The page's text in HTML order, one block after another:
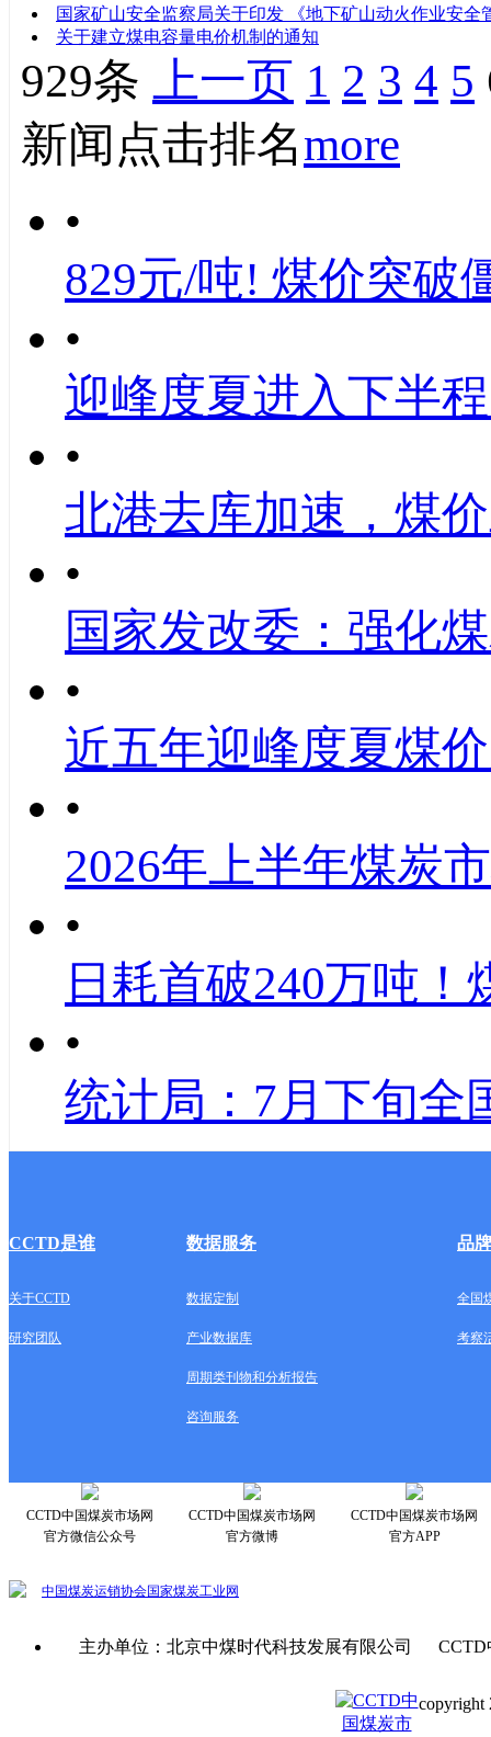
国家矿山安全监察局关于印发 《地下矿山动火作业安全
关于建立煤电容量电价机制的通知
929条 上一页 1 2 3 4 5
新闻点击排名more
•
829元/吨! 煤价突破
•
迎峰度夏进入下半
•
北港去库加速，煤
•
国家发改委：强化
•
近五年迎峰度夏煤
•
2026年上半年煤炭
•
日耗首破240万吨！
•
统计局：7月下旬全
CCTD是谁 数据服务 品
关于CCTD 数据定制 全国
研究团队 产业数据库 考察
周期类刊物和分析报告
咨询服务
CCTD中国煤炭市场网
官方微信公众号
CCTD中国煤炭市场网
官方微博
CCTD中国煤炭市场网
官方APP
中国煤炭运销协会国家煤炭工业网
主办单位：北京中煤时代科技发展有限公司
copyright